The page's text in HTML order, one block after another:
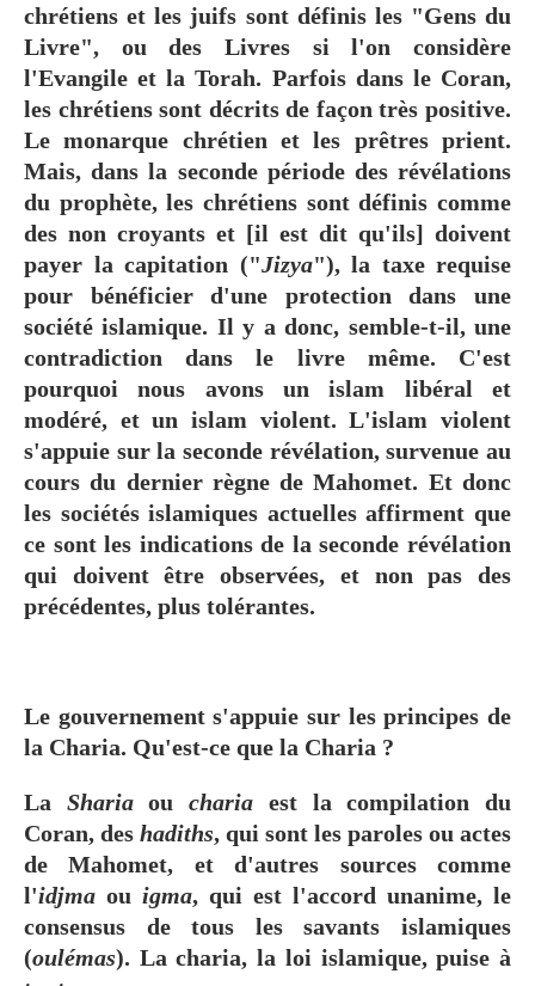
chrétiens et les juifs sont définis les "Gens du
Livre", ou des Livres si l'on considère
l'Evangile et la Torah. Parfois dans le Coran,
les chrétiens sont décrits de façon très positive.
Le monarque chrétien et les prêtres prient.
Mais, dans la seconde période des révélations
du prophète, les chrétiens sont définis comme
des non croyants et [il est dit qu'ils] doivent
payer la capitation ("Jizya"), la taxe requise
pour bénéficier d'une protection dans une
société islamique. Il y a donc, semble-t-il, une
contradiction dans le livre même. C'est
pourquoi nous avons un islam libéral et
modéré, et un islam violent. L'islam violent
s'appuie sur la seconde révélation, survenue au
cours du dernier règne de Mahomet. Et donc
les sociétés islamiques actuelles affirment que
ce sont les indications de la seconde révélation
qui doivent être observées, et non pas des
précédentes, plus tolérantes.
Le gouvernement s'appuie sur les principes de
la Charia. Qu'est-ce que la Charia ?
La Shariaoucharia est la compilation du
Coran, des hadiths, qui sont les paroles ou actes
de Mahomet, et d'autres sources comme
l'idjma ou igma, qui est l'accord unanime, le
consensus de tous les savants islamiques
(oulémas). La charia, la loi islamique, puise à